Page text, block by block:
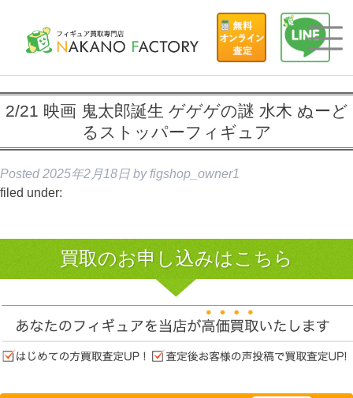
2/21 映画 鬼太郎誕生 ゲゲゲの謎 水木 ぬーど
るストッパーフィギュア
Posted 2025年2月18日 by figshop_owner1
filed under:
買取のお申し込みはこちら